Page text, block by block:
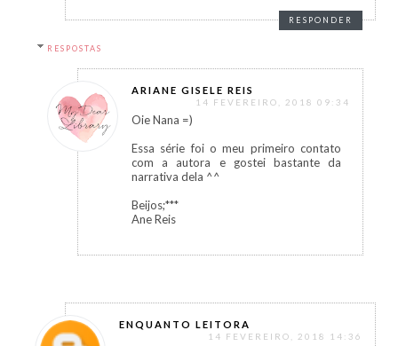
RESPONDER
RESPOSTAS
ARIANE GISELE REIS
14 FEVEREIRO, 2018 09:34
Oie Nana =)
Essa série foi o meu primeiro contato
com a autora e gostei bastante da
narrativa dela ^^
Beijos;***
Ane Reis
ENQUANTO LEITORA
14 FEVEREIRO, 2018 14:36